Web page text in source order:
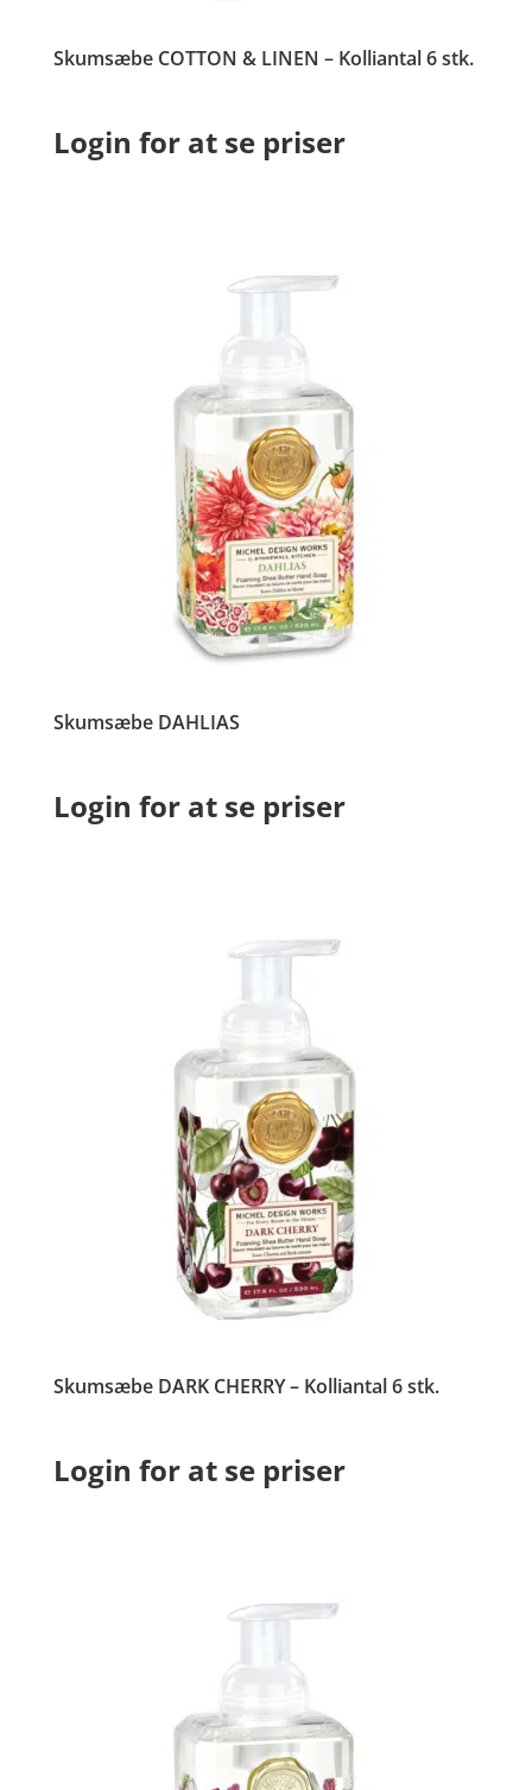
Skumsæbe COTTON & LINEN – Kolliantal 6 stk.
Login for at se priser
Skumsæbe DAHLIAS
Login for at se priser
Skumsæbe DARK CHERRY – Kolliantal 6 stk.
Login for at se priser